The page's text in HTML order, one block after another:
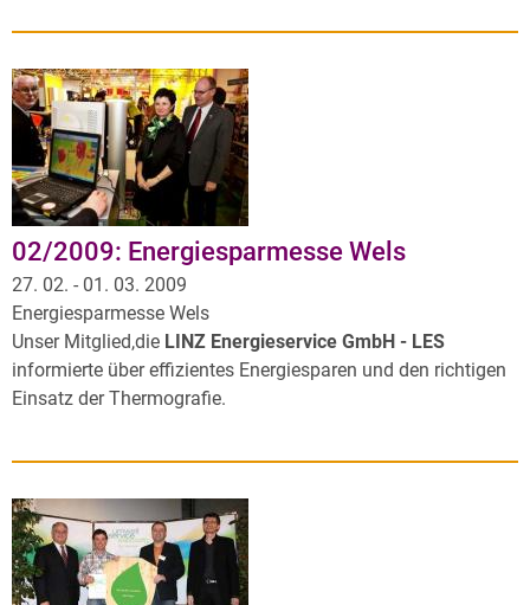
02/2009: Energiesparmesse Wels
27. 02. - 01. 03. 2009
Energiesparmesse Wels
Unser Mitglied,die LINZ Energieservice GmbH - LES
informierte über effizientes Energiesparen und den richtigen
Einsatz der Thermografie.